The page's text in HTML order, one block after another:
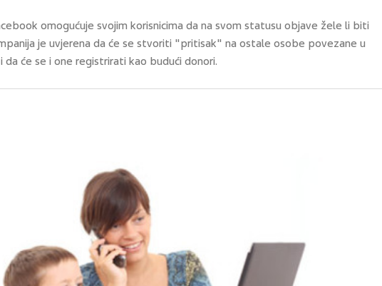
omogućuje svojim korisnicima da na svom statusu objave žele li biti
je uvjerena da će se stvoriti "pritisak" na ostale osobe povezane u
da će se i one registrirati kao budući donori.